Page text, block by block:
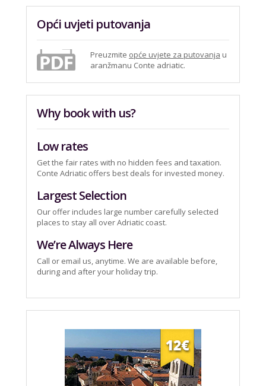
Opći uvjeti putovanja
Preuzmite opće uvjete za putovanja u
aranžmanu Conte adriatic.
Why book with us?
Low rates
Get the fair rates with no hidden fees and taxation.
Conte Adriatic offers best deals for invested money.
Largest Selection
Our offer includes large number carefully selected
places to stay all over Adriatic coast.
We’re Always Here
Call or email us, anytime. We are available before,
during and after your holiday trip.